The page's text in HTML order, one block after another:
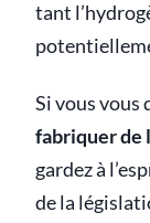
tant
Si vous vous
fabriquer de
gardez à
de la